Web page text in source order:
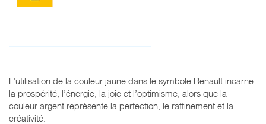
L’utilisation de la couleur jaune dans le symbole Renault incarne
la prospérité, l’énergie, la joie et l’optimisme, alors que la
couleur argent représente la perfection, le raffinement et la
créativité.